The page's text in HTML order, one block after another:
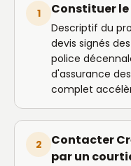
1 Constituer
Descriptif du
devis signés
police
d'assurance
complet
2
Contacter
par un